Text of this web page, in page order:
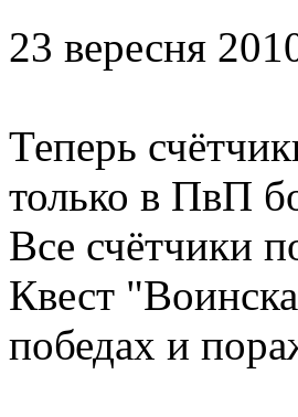
23 вересня
Теперь
только в ПвП
Все счётчики
Квест
победах и